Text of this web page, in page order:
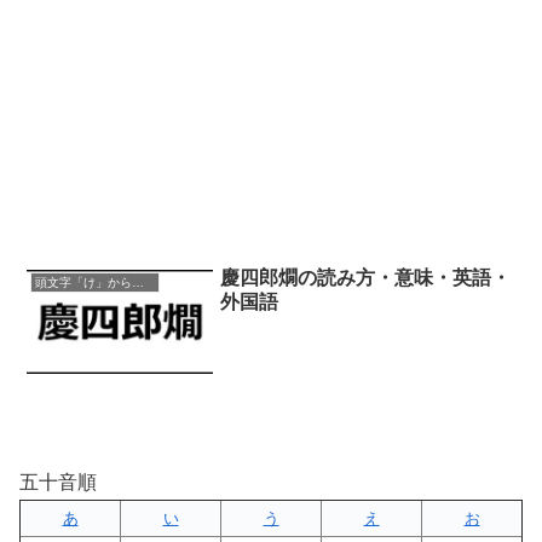
慶四郎燗の読み方・意味・英語・
外国語
五十音順
あ い う え お